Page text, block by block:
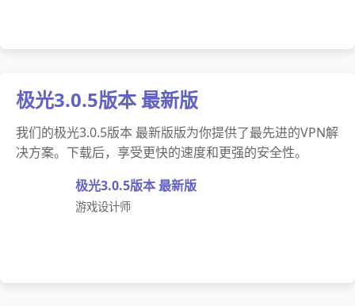
极光3.0.5版本 最新版
我们的极光3.0.5版本 最新版版为你提供了最先进的VPN解
决方案。下载后，享受更快的速度和更强的安全性。
极光3.0.5版本 最新版
游戏设计师